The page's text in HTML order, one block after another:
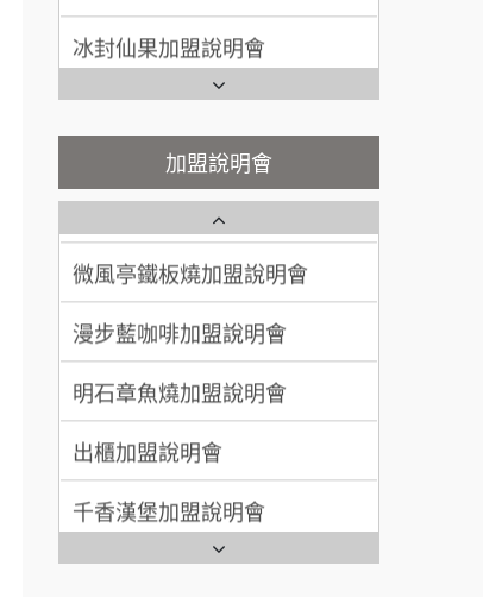
何 先生/小姐
加盟預算 100萬~300萬
呂 先生/小姐 新竹市
200萬~400萬
顏 先生/小姐 台北市
加盟預算 100萬 ~ 200萬
廖 先生/小姐
200萬~300萬
冰封仙果加盟說明會
Ramble Café 漫步藍咖啡加盟
說明會
微風亭鐵板燒加盟說明會
鮮茶道加盟說明會
【曉妍美妝】誠徵行政櫃檯
自助洗衣店誠徵代洗收送人員
(台中市)
MUSHEN徵SPA美容芳療師
日十。早午食加盟說明會
拾鑶火鍋加盟說明會
全家加盟說明會
加盟說明會
SHARE TEA歇腳亭加盟說明會
潮味決-湯滷專門店加盟說明會
鬍子茶加盟說明會
鮮茶道加盟說明會
微風亭鐵板燒加盟說明會
漫步藍咖啡加盟說明會
明石章魚燒加盟說明會
出櫃加盟說明會
千香漢堡加盟說明會
七盞茶加盟說明會